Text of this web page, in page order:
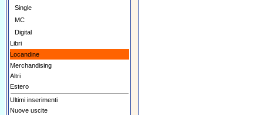
Single
MC
Digital
Libri
Locandine
Merchandising
Altri
Estero
Ultimi inserimenti
Nuove uscite